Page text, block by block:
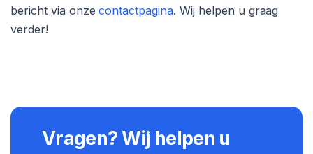
bericht via onzecontactpagina. Wij helpen u graag
verder!
Vragen? Wij helpen u